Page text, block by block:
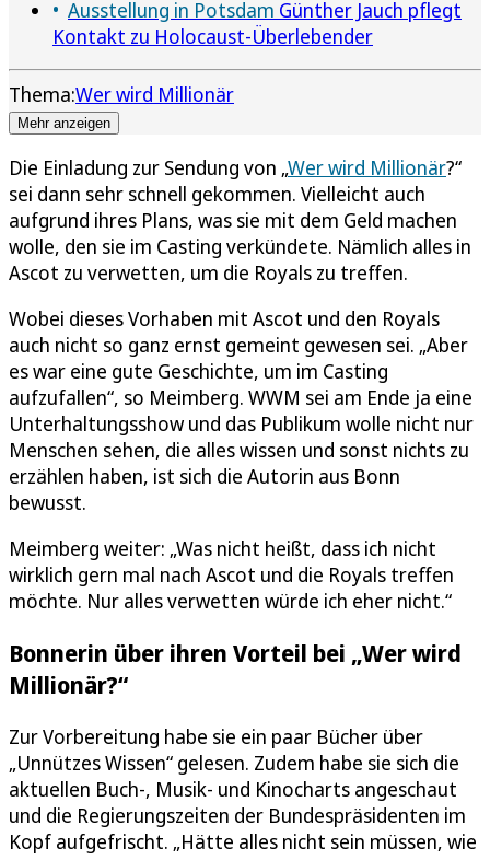
Ausstellung in Potsdam Günther Jauch pflegt
Kontakt zu Holocaust-Überlebender
Thema:Wer wird Millionär
Mehr anzeigen
Die Einladung zur Sendung von „Wer wird Millionär?“
sei dann sehr schnell gekommen. Vielleicht auch
aufgrund ihres Plans, was sie mit dem Geld machen
wolle, den sie im Casting verkündete. Nämlich alles in
Ascot zu verwetten, um die Royals zu treffen.
Wobei dieses Vorhaben mit Ascot und den Royals
auch nicht so ganz ernst gemeint gewesen sei. „Aber
es war eine gute Geschichte, um im Casting
aufzufallen“, so Meimberg. WWM sei am Ende ja eine
Unterhaltungsshow und das Publikum wolle nicht nur
Menschen sehen, die alles wissen und sonst nichts zu
erzählen haben, ist sich die Autorin aus Bonn
bewusst.
Meimberg weiter: „Was nicht heißt, dass ich nicht
wirklich gern mal nach Ascot und die Royals treffen
möchte. Nur alles verwetten würde ich eher nicht.“
Bonnerin über ihren Vorteil bei „Wer wird
Millionär?“
Zur Vorbereitung habe sie ein paar Bücher über
„Unnützes Wissen“ gelesen. Zudem habe sie sich die
aktuellen Buch-, Musik- und Kinocharts angeschaut
und die Regierungszeiten der Bundespräsidenten im
Kopf aufgefrischt. „Hätte alles nicht sein müssen, wie